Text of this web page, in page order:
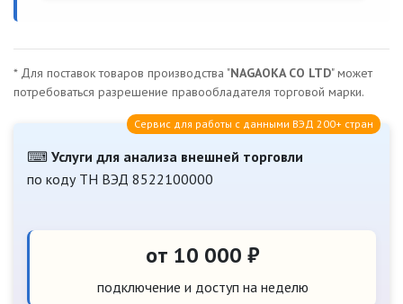
* Для поставок товаров производства "NAGAOKA CO LTD" может
потребоваться разрешение правообладателя торговой марки.
⌨ Услуги для анализа внешней торговли
по коду ТН ВЭД 8522100000
Сервис для работы с данными ВЭД 200+ стран
от 10 000 ₽
подключение и доступ на неделю